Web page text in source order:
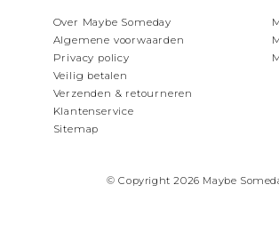
Over Maybe Someday
Algemene voorwaarden
Privacy policy
Veilig betalen
Verzenden & retourneren
Klantenservice
Sitemap
© Copyright 2026 Maybe